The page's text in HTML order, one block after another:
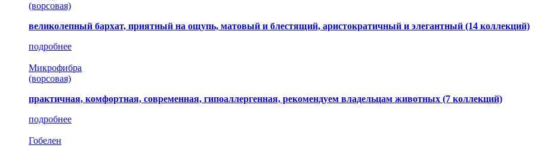
(ворсовая)
великолепный бархат, приятный на ощупь, матовый и блестящий, аристократичный и элегантный (14 коллекций)
подробнее
Микрофибра
(ворсовая)
практичная, комфортная, современная, гипоаллергенная, рекомендуем владельцам животных (7 коллекций)
подробнее
Гобелен